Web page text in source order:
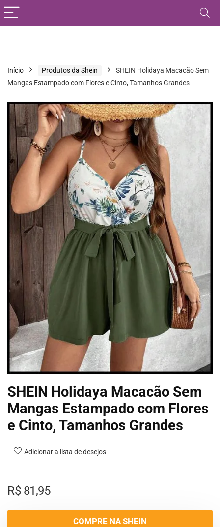
Início Produtos da Shein
SHEIN Holidaya Macacão Sem
Mangas Estampado com Flores e Cinto, Tamanhos Grandes
SHEIN Holidaya Macacão Sem
Mangas Estampado com Flores
e Cinto, Tamanhos Grandes
Adicionar a lista de desejos
R$81,95
COMPRE NA SHEIN